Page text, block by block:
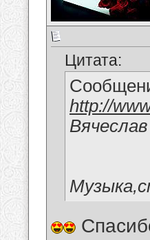
Цитата:
http://